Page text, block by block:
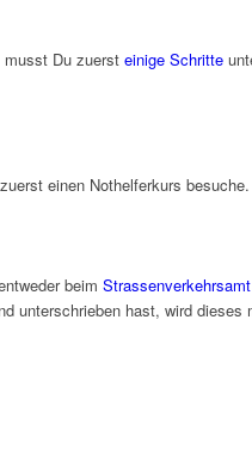
musst Du zuerst einige Schritte
einen Nothelferkurs
beim Strassenverkehrsamt
unterschrieben hast, wird